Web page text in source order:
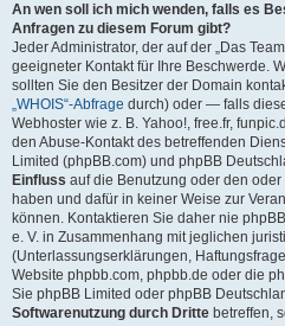
An wen soll ich mich wenden, falls es
Anfragen zu diesem Forum gibt?
Jeder Administrator, der auf der „Das
geeigneter Kontakt für Ihre Beschwerde.
sollten Sie den Besitzer der Domain
„WHOIS“-Abfrage durch) oder — falls
Webhoster wie z. B. Yahoo!, free.fr,
den Abuse-Kontakt des betreffenden
Limited (phpBB.com) und phpBB
Einfluss auf die Benutzung oder den
haben und dafür in keiner Weise zur
können. Kontaktieren Sie daher nie
e. V. in Zusammenhang mit jeglichen
(Unterlassungserklärungen,
Website phpbb.com, phpbb.de oder die
Sie phpBB Limited oder phpBB
Softwarenutzung durch Dritte betreffen,